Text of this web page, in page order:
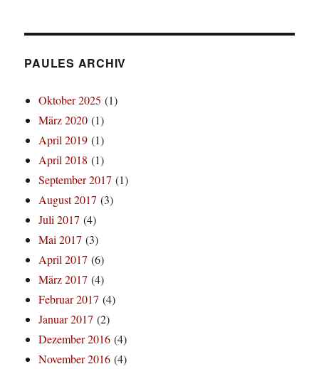
PAULES ARCHIV
Oktober 2025 (1)
März 2020 (1)
April 2019 (1)
April 2018 (1)
September 2017 (1)
August 2017 (3)
Juli 2017 (4)
Mai 2017 (3)
April 2017 (6)
März 2017 (4)
Februar 2017 (4)
Januar 2017 (2)
Dezember 2016 (4)
November 2016 (4)